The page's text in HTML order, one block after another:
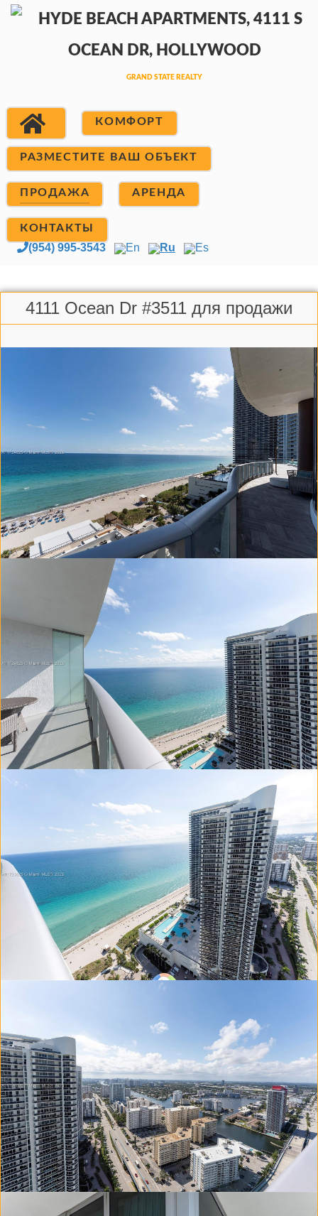
КОМФОРТ
РАЗМЕСТИТЕ ВАШ ОБЪЕКТ
ПРОДАЖА АРЕНДА
КОНТАКТЫ
(954) 995-3543 En Ru Es
4111 Ocean Dr #3511 для продажи